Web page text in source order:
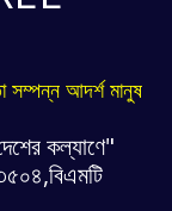
সম্পন্ন আদর্শ মানুষ
কল্যাণে"